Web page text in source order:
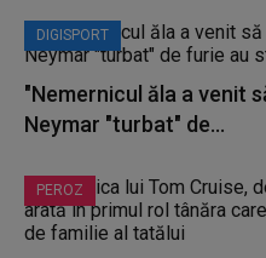
DIGISPORT
"Nemernicul ăla a venit
Neymar "turbat" de...
PEROZ